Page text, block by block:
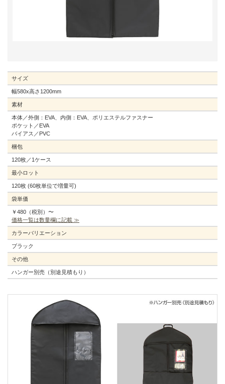
サイズ
幅580x高さ1200mm
素材
本体／外側：EVA、内側：EVA、ポリエステルファスナー
ポケット／EVA
バイアス／PVC
梱包
120枚／1ケース
最小ロット
120枚 (60枚単位で増量可)
袋単価
￥480（税別）〜
価格一覧は数量欄に記載 ≫
カラーバリエーション
ブラック
その他
ハンガー別売（別途見積もり）